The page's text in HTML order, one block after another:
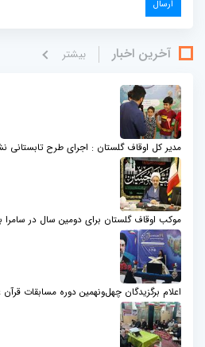
آخرین اخبار بيشتر
مدیر کل اوقاف گلستان : اجرای طرح تابستانی
موکب اوقاف گلستان برای دومین سال در سامرا
اعلام برگزیدگان چهل‌ونهمین دوره مسابقات